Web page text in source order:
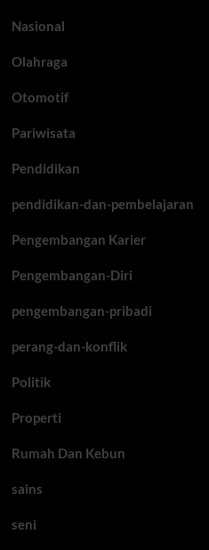
Nasional
Olahraga
Otomotif
Pariwisata
Pendidikan
pendidikan-dan-pembelajaran
Pengembangan Karier
Pengembangan-Diri
pengembangan-pribadi
perang-dan-konflik
Politik
Properti
Rumah Dan Kebun
sains
seni